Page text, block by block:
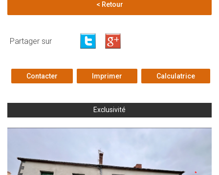
< Retour
Partager sur
Contacter Imprimer Calculatrice
Exclusivité